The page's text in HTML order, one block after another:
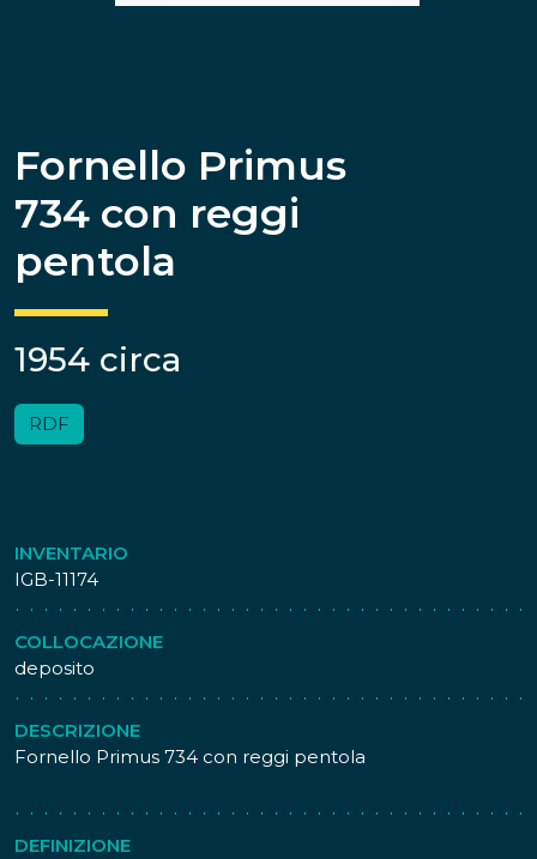
Fornello Primus
734 con reggi
pentola
1954 circa
RDF
INVENTARIO
IGB-11174
COLLOCAZIONE
deposito
DESCRIZIONE
Fornello Primus 734 con reggi pentola
DEFINIZIONE